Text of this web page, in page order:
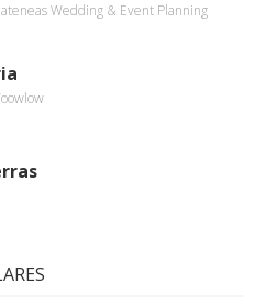
Wedding & Event Planning